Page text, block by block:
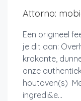
Attorno:
Een origineel
je dit aan:
krokante,
onze
houtoven(s)
ingredi&e...